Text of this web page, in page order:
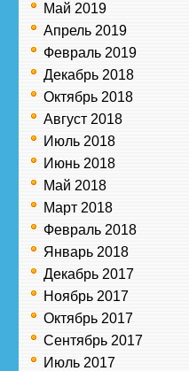
Май 2019
Апрель 2019
Февраль 2019
Декабрь 2018
Октябрь 2018
Август 2018
Июль 2018
Июнь 2018
Май 2018
Март 2018
Февраль 2018
Январь 2018
Декабрь 2017
Ноябрь 2017
Октябрь 2017
Сентябрь 2017
Июль 2017